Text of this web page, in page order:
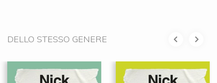
DELLO STESSO GENERE